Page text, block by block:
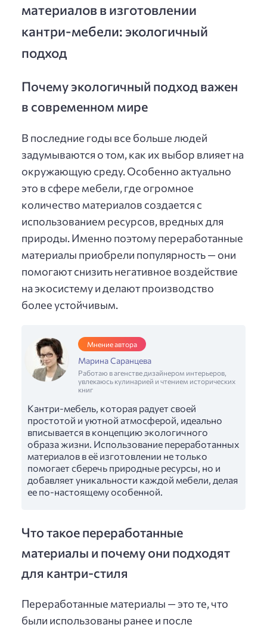
материалов в изготовлении
кантри-мебели: экологичный
подход
Почему экологичный подход важен
в современном мире
В последние годы все больше людей
задумываются о том, как их выбор влияет на
окружающую среду. Особенно актуально
это в сфере мебели, где огромное
количество материалов создается с
использованием ресурсов, вредных для
природы. Именно поэтому переработанные
материалы приобрели популярность — они
помогают снизить негативное воздействие
на экосистему и делают производство
более устойчивым.
Мнение автора
Марина Саранцева
Работаю в агенстве дизайнером интерьеров,
увлекаюсь кулинарией и чтением исторических
книг
Кантри-мебель, которая радует своей
простотой и уютной атмосферой, идеально
вписывается в концепцию экологичного
образа жизни. Использование переработанных
материалов в её изготовлении не только
помогает сберечь природные ресурсы, но и
добавляет уникальности каждой мебели, делая
ее по-настоящему особенной.
Что такое переработанные
материалы и почему они подходят
для кантри-стиля
Переработанные материалы — это те, что
были использованы ранее и после